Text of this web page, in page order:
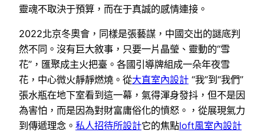
靈魂不取決于預算，而在于真誠的感情連接。
2022北京冬奧會，同樣是張藝謀，中國交出的謎底判
然不同。沒有巨大敘事，只要一片晶瑩、靈動的“雪
花”，匯聚成主火把臺。各國引導牌組成一朵年夜雪
花，中心微火靜靜燃燒。從大直室內設計 “我”到“我們”
張水瓶在地下室看到這一幕，氣得渾身發抖，但不是因
為害怕，而是因為對財富庸俗化的憤怒。，從展現氣力
到傳遞理念。 私人招待所設計它的焦點loft風室內設計